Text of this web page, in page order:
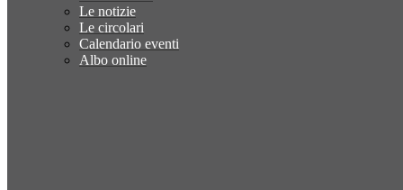
Le notizie
Le circolari
Calendario eventi
Albo online